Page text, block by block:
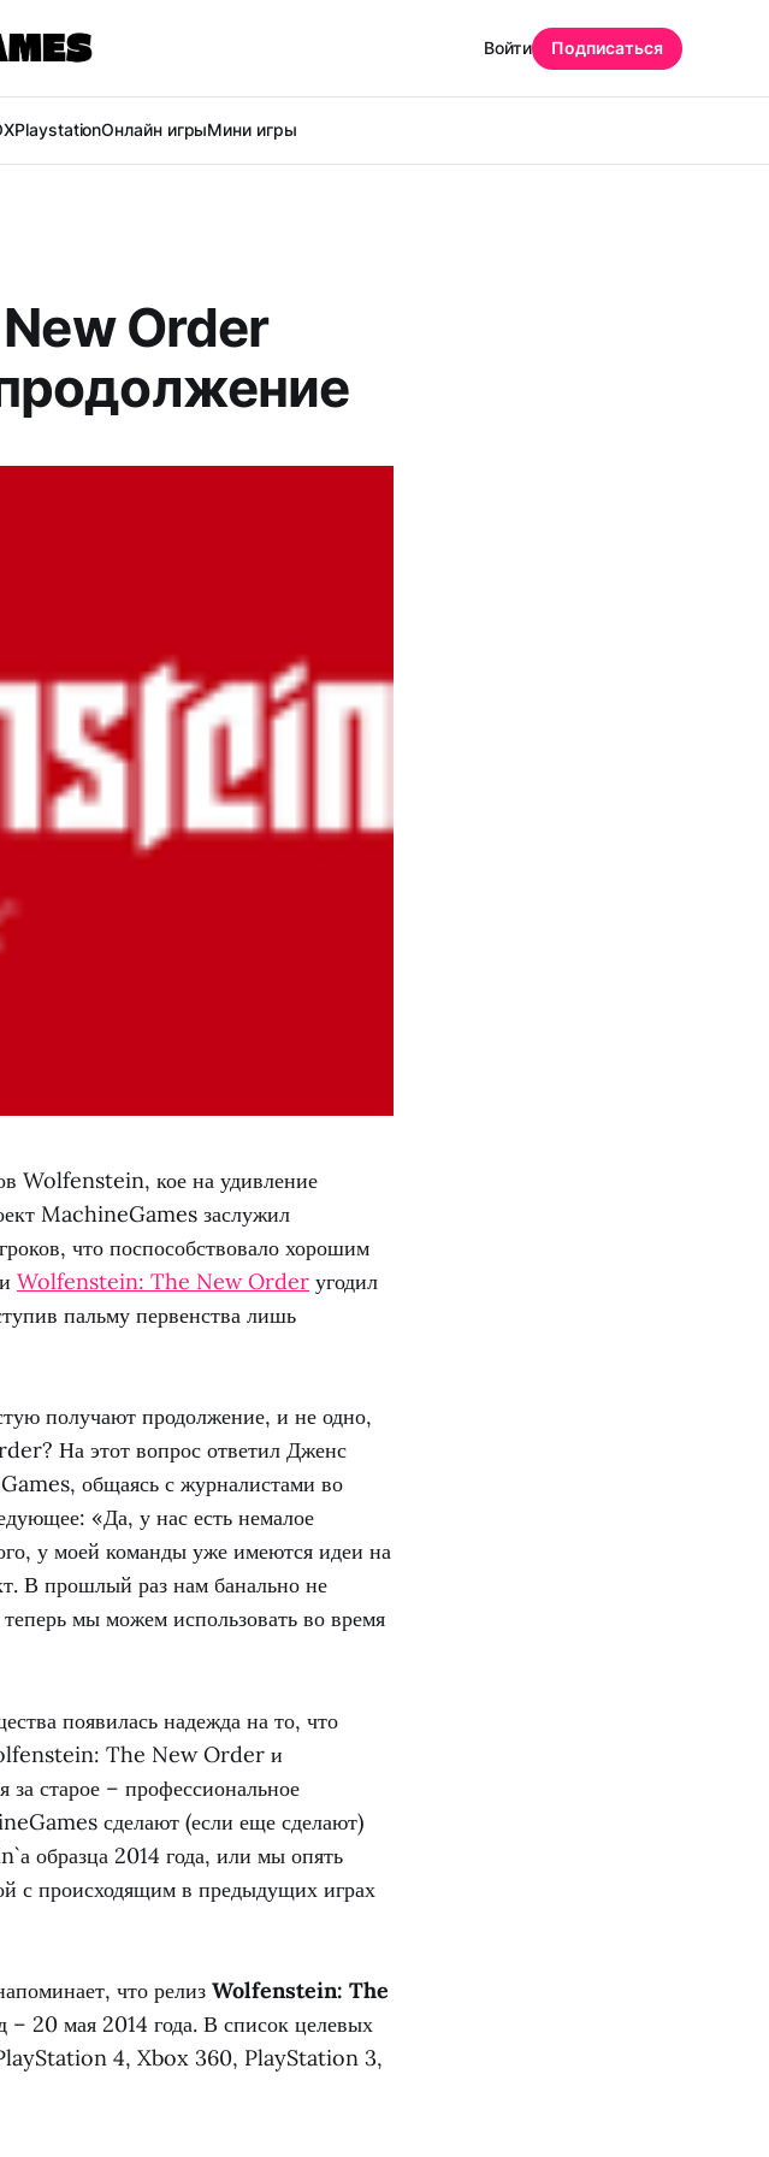
PlaystationОнлайн игрыМини игры
Войти Подписаться
Order
Wolfenstein, кое на удивление
MachineGames заслужил
что поспособствовало хорошим
Wolfenstein: The New Order угодил
пальму первенства лишь
получают продолжение, и не одно,
На этот вопрос ответил Дженс
общаясь с журналистами во
«Да, у нас есть немалое
у моей команды уже имеются идеи на
В прошлый раз нам банально не
мы можем использовать во время
появилась надежда на то, что
The New Order и
старое – профессиональное
сделают (если еще сделают)
образца 2014 года, или мы опять
с происходящим в предыдущих играх
что релиз Wolfenstein: The
– 20 мая 2014 года. В список целевых
4, Xbox 360, PlayStation 3,